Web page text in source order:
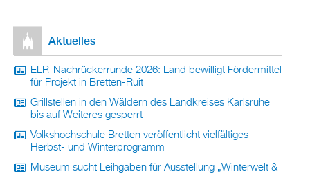
Ak­tu­el­les
ELR-Nach­rü­ck­er­run­de 2026: Land be­wil­ligt För­der­mit­tel
für Pro­jekt in Brett­en-Ruit
Grill­stel­len in den Wäl­dern des Land­krei­ses Karls­ru­he
bis auf Wei­te­res ge­sperrt
Volks­hoch­schu­le Brett­en ver­öf­fent­licht viel­fäl­ti­ges
Herbst- und Win­ter­pro­gramm
Mu­se­um sucht Leih­ga­ben für Aus­stel­lung „Win­ter­welt &